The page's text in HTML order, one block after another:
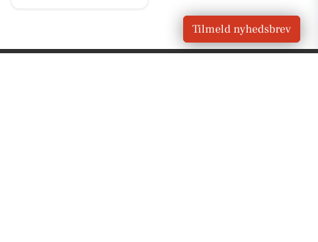
Tilmeld nyhedsbrev